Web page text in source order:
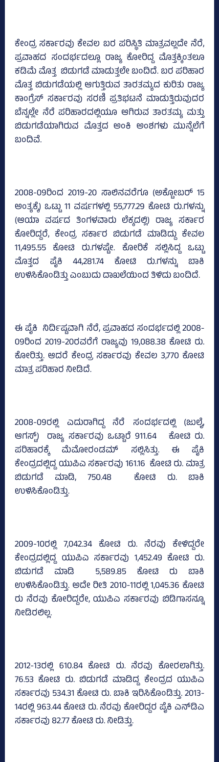
ಕೇಂದ್ರ ಸರ್ಕಾರವು ಕೇವಲ ಬರ ಪರಿಸ್ಥಿತಿ ಮಾತ್ರವಲ್ಲದೇ ನೆರೆ,
ಪ್ರವಾಹದ ಸಂದರ್ಭದಲ್ಲೂ ರಾಜ್ಯ ಕೋರಿದ್ದ ಮೊತ್ತಕ್ಕಿಂತಲೂ
ಕಡಿಮೆ ಮೊತ್ತ ಬಿಡುಗಡೆ ಮಾಡುತ್ತಲೇ ಬಂದಿದೆ. ಬರ ಪರಿಹಾರ
ಮೊತ್ತ ಬಿಡುಗಡೆಯಲ್ಲಿ ಆಗುತ್ತಿರುವ ತಾರತಮ್ಯದ ಕುರಿತು ರಾಜ್ಯ
ಕಾಂಗ್ರೆಸ್‌ ಸರ್ಕಾರವು ಸರಣಿ ಪ್ರತಿಭಟನೆ ಮಾಡುತ್ತಿರುವುದರ
ಬೆನ್ನಲ್ಲೇ ನೆರೆ ಪರಿಹಾರದಲ್ಲಿಯೂ ಆಗಿರುವ ತಾರತಮ್ಯ ಮತ್ತು
ಬಿಡುಗಡೆಯಾಗಿರುವ ಮೊತ್ತದ ಅಂಕಿ ಅಂಶಗಳು ಮುನ್ನೆಲೆಗೆ
ಬಂದಿವೆ.
2008-09ರಿಂದ 2019-20 ಸಾಲಿನವರೆಗೂ (ಅಕ್ಟೋಬರ್‌ 15
ಅಂತ್ಯಕ್ಕೆ) ಒಟ್ಟು 11 ವರ್ಷಗಳಲ್ಲಿ 55,777.29 ಕೋಟಿ ರು.ಗಳನ್ನು
(ಆಯಾ ವರ್ಷದ ತಿಂಗಳವಾರು ಲೆಕ್ಕದಲ್ಲಿ) ರಾಜ್ಯ ಸರ್ಕಾರ
ಕೋರಿದ್ದರೆ, ಕೇಂದ್ರ ಸರ್ಕಾರ ಬಿಡುಗಡೆ ಮಾಡಿದ್ದು ಕೇವಲ
11,495.55 ಕೋಟಿ ರು.ಗಳಷ್ಟೇ. ಕೋರಿಕೆ ಸಲ್ಲಿಸಿದ್ದ ಒಟ್ಟು
ಮೊತ್ತದ ಪೈಕಿ 44,281.74 ಕೋಟಿ ರು.ಗಳನ್ನು ಬಾಕಿ
ಉಳಿಸಿಕೊಂಡಿತ್ತು ಎಂಬುದು ದಾಖಲೆಯಿಂದ ತಿಳಿದು ಬಂದಿದೆ.
ಈ ಪೈಕಿ ನಿರ್ದಿಷ್ಟವಾಗಿ ನೆರೆ, ಪ್ರವಾಹದ ಸಂದರ್ಭದಲ್ಲಿ 2008-
09ರಿಂದ 2019-20ರವರೆಗೆ ರಾಜ್ಯವು 19,088.38 ಕೋಟಿ ರು.
ಕೋರಿತ್ತು. ಆದರೆ ಕೇಂದ್ರ ಸರ್ಕಾರವು ಕೇವಲ 3,770 ಕೋಟಿ
ಮಾತ್ರ ಪರಿಹಾರ ನೀಡಿದೆ.
2008-09ರಲ್ಲಿ ಎದುರಾಗಿದ್ದ ನೆರೆ ಸಂದರ್ಭದಲ್ಲಿ (ಜುಲೈ,
ಆಗಸ್ಟ್) ರಾಜ್ಯ ಸರ್ಕಾರವು ಒಟ್ಟಾರೆ 911.64 ಕೋಟಿ ರು.
ಪರಿಹಾರಕ್ಕೆ ಮೆಮೋರಂಡಮ್‌ ಸಲ್ಲಿಸಿತ್ತು. ಈ ಪೈಕಿ
ಕೇಂದ್ರದಲ್ಲಿದ್ದ ಯುಪಿಎ ಸರ್ಕಾರವು 161.16 ಕೋಟಿ ರು. ಮಾತ್ರ
ಬಿಡುಗಡೆ ಮಾಡಿ, 750.48 ಕೋಟಿ ರು. ಬಾಕಿ
ಉಳಿಸಿಕೊಂಡಿತ್ತು.
2009-10ರಲ್ಲಿ 7,042.34 ಕೋಟಿ ರು. ನೆರವು ಕೇಳಿದ್ದರೇ
ಕೇಂದ್ರದಲ್ಲಿದ್ದ ಯುಪಿಎ ಸರ್ಕಾರವು 1,452.49 ಕೋಟಿ ರು.
ಬಿಡುಗಡೆ ಮಾಡಿ 5,589.85 ಕೋಟಿ ರು ಬಾಕಿ
ಉಳಿಸಿಕೊಂಡಿತ್ತು. ಅದೇ ರೀತಿ 2010-11ರಲ್ಲಿ 1,045.36 ಕೋಟಿ
ರು ನೆರವು ಕೋರಿದ್ದರೇ, ಯುಪಿಎ ಸರ್ಕಾರವು ಬಿಡಿಗಾಸನ್ನೂ
ನೀಡಿರಲಿಲ್ಲ.
2012-13ರಲ್ಲಿ 610.84 ಕೋಟಿ ರು. ನೆರವು ಕೋರಲಾಗಿತ್ತು.
76.53 ಕೋಟಿ ರು. ಬಿಡುಗಡೆ ಮಾಡಿದ್ದ ಕೇಂದ್ರದ ಯುಪಿಎ
ಸರ್ಕಾರವು 534.31 ಕೋಟಿ ರು. ಬಾಕಿ ಇರಿಸಿಕೊಂಡಿತ್ತು. 2013-
14ರಲ್ಲಿ 963.44 ಕೋಟಿ ರು. ನೆರವು ಕೋರಿದ್ದರ ಪೈಕಿ ಎನ್‌ಡಿಎ
ಸರ್ಕಾರವು 82.77 ಕೋಟಿ ರು. ನೀಡಿತ್ತು.